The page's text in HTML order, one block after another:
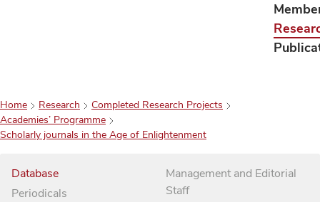
Home Research
Completed Research Projects
Academies’ Programme
Scholarly journals in the Age of Enlightenment
Database
Periodicals
Management and Editorial
Staff